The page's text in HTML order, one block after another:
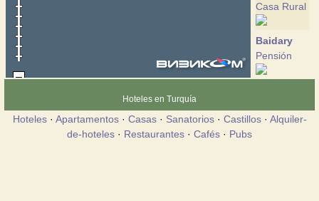
Casa Rural
Baidary
Pensión
Hotel
Hoteles en Turquía
Hoteles· Apartamentos· Casas· Sanatorios· Castillos· Alquiler-
de-hoteles · Restaurantes · Cafés · Pubs